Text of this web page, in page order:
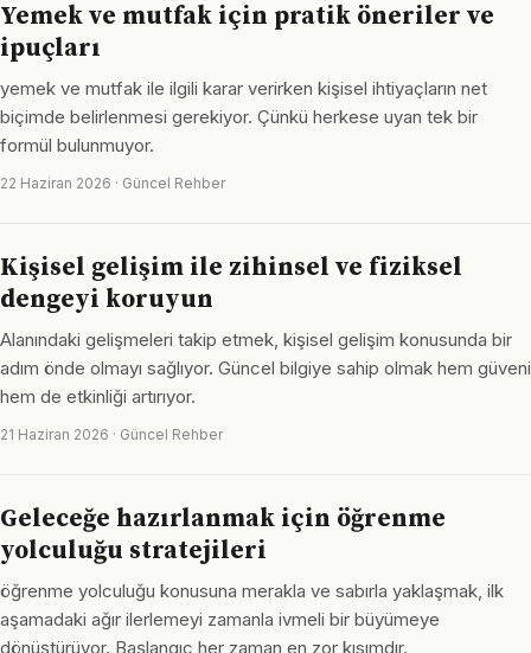
Yemek ve mutfak için pratik öneriler ve
ipuçları
yemek ve mutfak ile ilgili karar verirken kişisel ihtiyaçların net
biçimde belirlenmesi gerekiyor. Çünkü herkese uyan tek bir
formül bulunmuyor.
22 Haziran 2026 · Güncel Rehber
Kişisel gelişim ile zihinsel ve fiziksel
dengeyi koruyun
Alanındaki gelişmeleri takip etmek, kişisel gelişim konusunda bir
adım önde olmayı sağlıyor. Güncel bilgiye sahip olmak hem güveni
hem de etkinliği artırıyor.
21 Haziran 2026 · Güncel Rehber
Geleceğe hazırlanmak için öğrenme
yolculuğu stratejileri
öğrenme yolculuğu konusuna merakla ve sabırla yaklaşmak, ilk
aşamadaki ağır ilerlemeyi zamanla ivmeli bir büyümeye
dönüştürüyor. Başlangıç her zaman en zor kısımdır.